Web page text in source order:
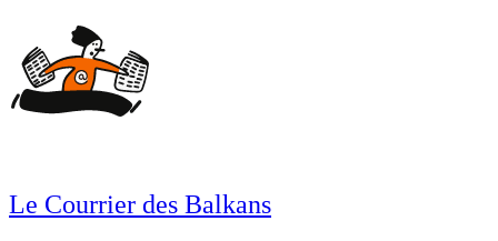
Le Courrier des Balkans